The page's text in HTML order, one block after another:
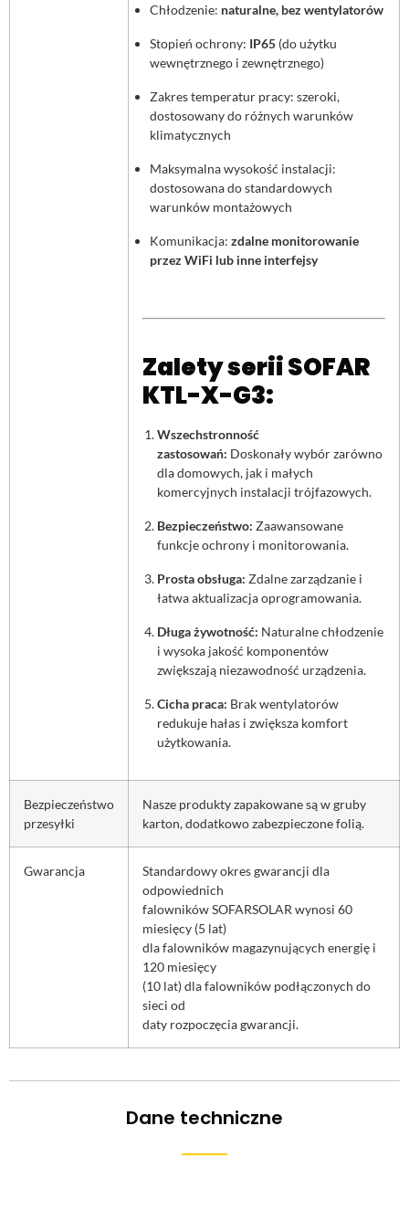
Chłodzenie: naturalne, bez wentylatorów
Stopień ochrony: IP65 (do użytku
wewnętrznego i zewnętrznego)
Zakres temperatur pracy: szeroki,
dostosowany do różnych warunków
klimatycznych
Maksymalna wysokość instalacji:
dostosowana do standardowych
warunków montażowych
Komunikacja: zdalne monitorowanie
przez WiFi lub inne interfejsy
Zalety serii SOFAR
KTL-X-G3:
Wszechstronność
zastosowań: Doskonały wybór zarówno
dla domowych, jak i małych
komercyjnych instalacji trójfazowych.
Bezpieczeństwo: Zaawansowane
funkcje ochrony i monitorowania.
Prosta obsługa: Zdalne zarządzanie i
łatwa aktualizacja oprogramowania.
Długa żywotność: Naturalne chłodzenie
i wysoka jakość komponentów
zwiększają niezawodność urządzenia.
Cicha praca: Brak wentylatorów
redukuje hałas i zwiększa komfort
użytkowania.
Bezpieczeństwo
przesyłki
Nasze produkty zapakowane są w gruby
karton, dodatkowo zabezpieczone folią.
Gwarancja
Standardowy okres gwarancji dla
odpowiednich
falowników SOFARSOLAR wynosi 60
miesięcy (5 lat)
dla falowników magazynujących energię i
120 miesięcy
(10 lat) dla falowników podłączonych do
sieci od
daty rozpoczęcia gwarancji.
Dane techniczne